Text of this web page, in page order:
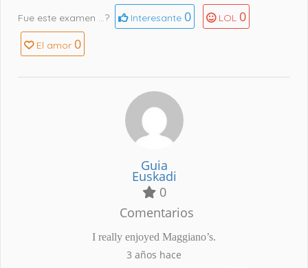
Fue este examen ...? Interesante 0 LOL 0
El amor 0
Guia
Euskadi
0
Comentarios
I really enjoyed Maggiano’s.
3 años hace